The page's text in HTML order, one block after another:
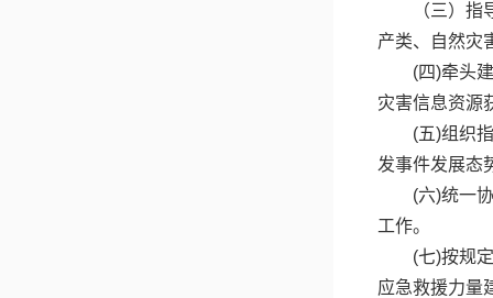
（三）
产类、自然灾
(四)牵头
灾害信息资源
(五)组织
发事件发展态
(六)统一
工作。
(七)按规
应急救援力量